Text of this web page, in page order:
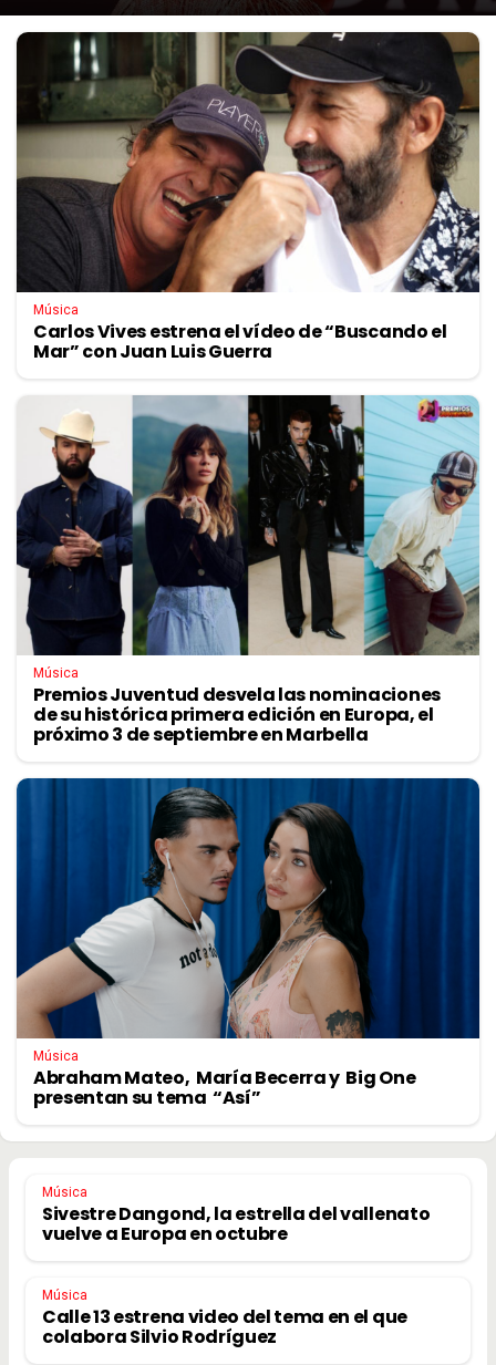
Música
Carlos Vives estrena el vídeo de “Buscando el
Mar” con Juan Luis Guerra
Música
Premios Juventud desvela las nominaciones
de su histórica primera edición en Europa, el
próximo 3 de septiembre en Marbella
Música
Abraham Mateo, María Becerra y Big One
presentan su tema “Así”
Música
Sivestre Dangond, la estrella del vallenato
vuelve a Europa en octubre
Música
Calle 13 estrena video del tema en el que
colabora Silvio Rodríguez